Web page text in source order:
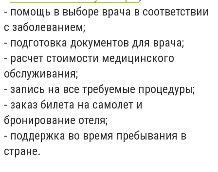
- помощь в выборе врача в соответствии
с заболеванием;
- подготовка документов для врача;
- расчет стоимости медицинского
обслуживания;
- запись на все требуемые процедуры;
- заказ билета на самолет и
бронирование отеля;
- поддержка во время пребывания в
стране.